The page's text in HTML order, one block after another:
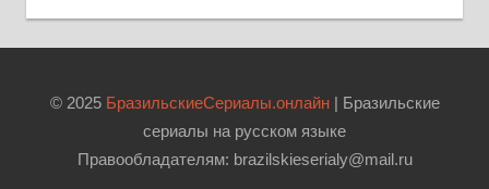
© 2025 БразильскиеСериалы.онлайн| Бразильские
сериалы на русском языке
Правообладателям: brazilskieserialy@mail.ru